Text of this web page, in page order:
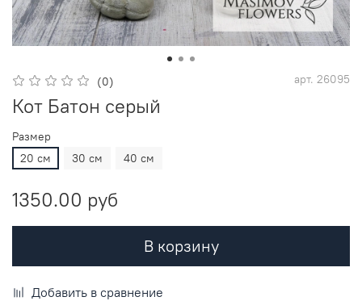
(0) арт. 26095
Кот Батон серый
Размер
20 см
30 см 40 см
1350.00 руб
В корзину
Добавить в сравнение